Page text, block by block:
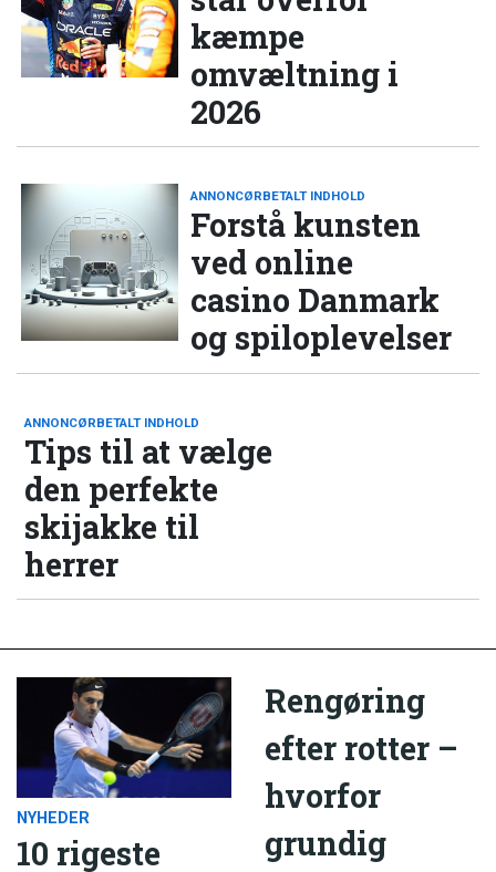
kæmpe
omvæltning i
2026
ANNONCØRBETALT INDHOLD
Forstå kunsten
ved online
casino Danmark
og spiloplevelser
ANNONCØRBETALT INDHOLD
Tips til at vælge
den perfekte
skijakke til
herrer
NYHEDER
10 rigeste
Rengøring
efter rotter –
hvorfor
grundig